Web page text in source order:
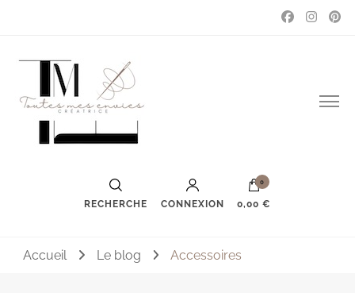
Toutes mes envies
Couture, accessoires, mode, bijoux …
RECHERCHE CONNEXION
0
0,00 €
Accueil Le blog Accessoires